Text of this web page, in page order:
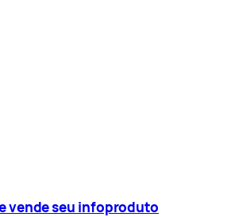
vende seu infoproduto